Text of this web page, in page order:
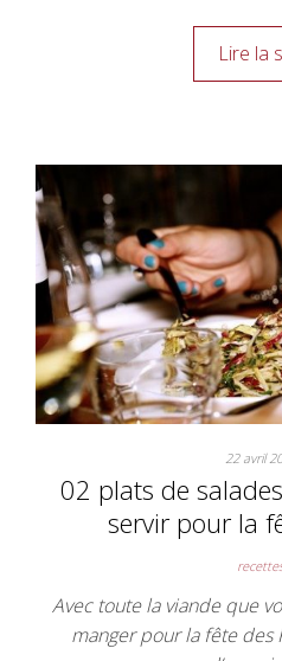
Lire la
22 avril
02 plats de
servir pour la
Avec toute la viande que
manger pour la fête des